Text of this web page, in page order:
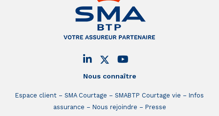
Nous connaître
Espace client SMA Courtage SMABTP Courtage vie
Infos
assurance
Nous rejoindre Presse